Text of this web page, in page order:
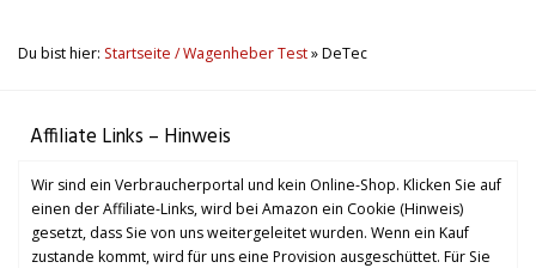
Du bist hier: Startseite / Wagenheber Test»DeTec
Affiliate Links – Hinweis
Wir sind ein Verbraucherportal und kein Online-Shop. Klicken Sie auf
einen der Affiliate-Links, wird bei Amazon ein Cookie (Hinweis)
gesetzt, dass Sie von uns weitergeleitet wurden. Wenn ein Kauf
zustande kommt, wird für uns eine Provision ausgeschüttet. Für Sie